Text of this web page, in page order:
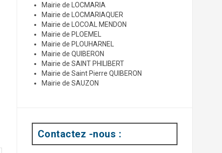
Mairie de LOCMARIA
Mairie de LOCMARIAQUER
Mairie de LOCOAL MENDON
Mairie de PLOEMEL
Mairie de PLOUHARNEL
Mairie de QUIBERON
Mairie de SAINT PHILIBERT
Mairie de Saint Pierre QUIBERON
Mairie de SAUZON
Contactez -nous :